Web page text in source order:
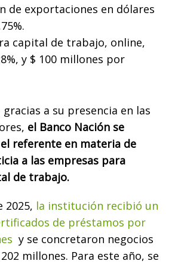
de exportaciones en dólares
capital de trabajo, online,
y $ 100 millones por
a su presencia en las
el Banco Nación se
referente en materia de
a las empresas para
de trabajo.
2025, la institución recibió un
de préstamos por
y se concretaron negocios
millones. Para este año, se